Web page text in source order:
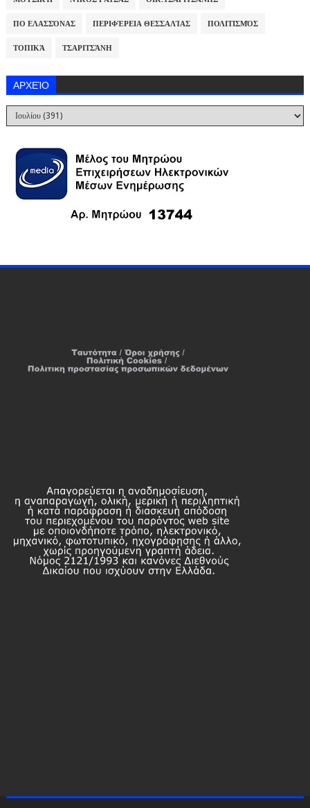
ΠΟ ΕΛΑΣΣΌΝΑΣ ΠΕΡΙΦΈΡΕΙΑ ΘΕΣΣΑΛΊΑΣ ΠΟΛΙΤΙΣΜΌΣ
ΤΟΠΙΚΆ ΤΣΑΡΙΤΣΆΝΗ
ΑΡΧΕΊΟ